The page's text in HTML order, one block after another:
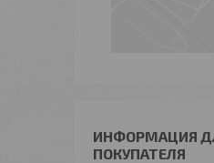
ИНФОРМАЦИЯ
ПОКУПАТЕЛЯ